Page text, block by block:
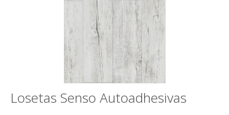
Losetas Senso Autoadhesivas